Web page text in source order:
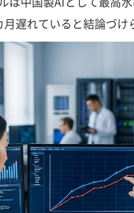
遅れていると結論づけ